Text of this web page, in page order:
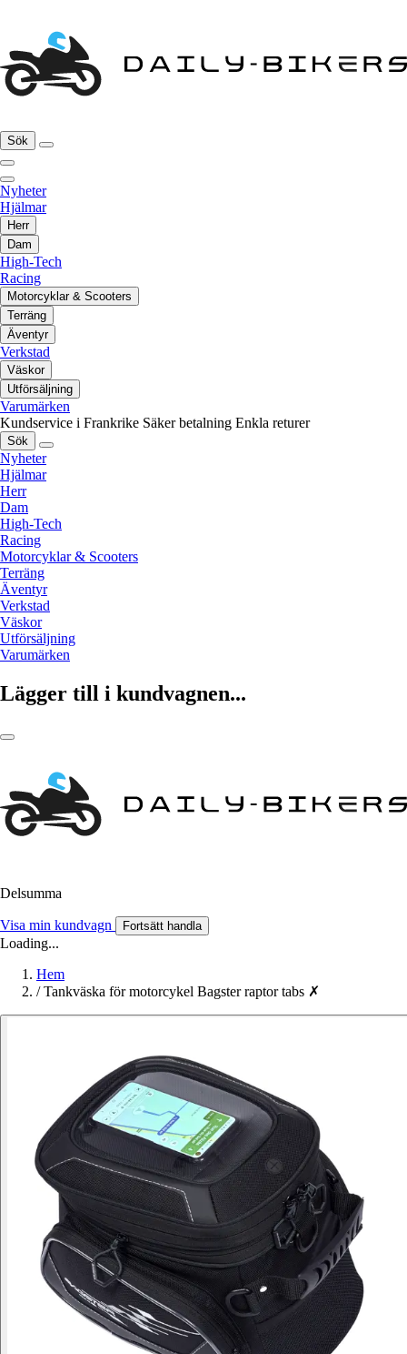
Sök
Nyheter
Hjälmar
Herr
Dam
High-Tech
Racing
Motorcyklar & Scooters
Terräng
Äventyr
Verkstad
Väskor
Utförsäljning
Varumärken
Kundservice i Frankrike Säker betalning Enkla returer
Sök
Nyheter
Hjälmar
Herr
Dam
High-Tech
Racing
Motorcyklar & Scooters
Terräng
Äventyr
Verkstad
Väskor
Utförsäljning
Varumärken
Lägger till i kundvagnen...
Delsumma
Visa min kundvagn Fortsätt handla
Loading...
Hem
/ Tankväska för motorcykel Bagster raptor tabs ✗